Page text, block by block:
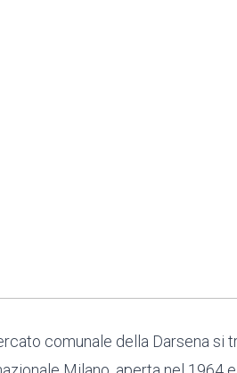
comunale della Darsena si